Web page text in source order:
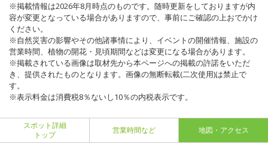
※掲載情報は2026年8月時点のものです。随時更新をしておりますが内
容が変更となっている場合がありますので、事前にご確認の上おでかけ
ください。
※自然災害の影響やその他諸事情により、イベントの開催情報、施設の
営業時間、植物の開花・見頃期間などは変更になる場合があります。
※掲載されている画像は取材先から本ページへの掲載の許諾をいただ
き、提供されたものとなります。画像の無断転載(二次使用)は禁止で
す。
※表示料金は消費税8％ないし10％の内税表示です。
スポット詳細
トップ
営業時間など 地図・アクセス